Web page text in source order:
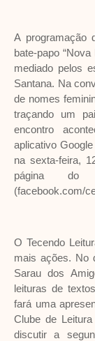
A programação
bate-papo
mediado pelos
Santana. Na
de nomes
traçando um
encontro
aplicativo
na sexta-feira,
página do
(facebook.com/
O Tecendo
mais ações. No
Sarau dos
leituras de
fará uma
Clube de
discutir a